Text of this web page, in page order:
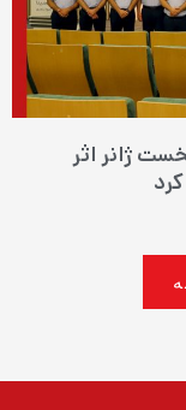
ژانر اثر